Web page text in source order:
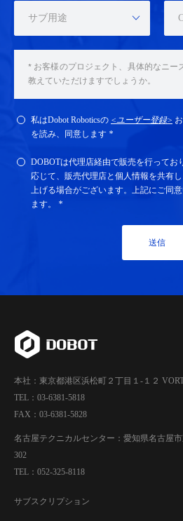
サブ用途
私はDobot Roboticsの <ユーザー登録>
を読み、同意します *
DOBOTは代理店経由で販売を行ってお
応じて、販売代理店と個人情報を共有
上げる場合がございます。上記にご同
ます。 *
送信
本社：東京都港区浜松町２丁目１-１２
TEL：03-6381-5818
FAX：03-6381-5828
名古屋テクニカルセンター：愛知県名古屋
302
TEL：052-325-8118
サブスクリプション